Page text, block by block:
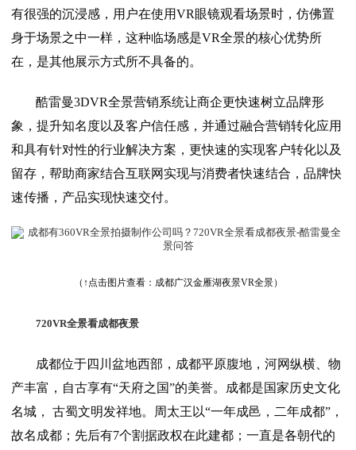
有很强的沉浸感，用户在使用VR眼镜观看场景时，仿佛置
身于场景之中一样，这种临场感是VR全景的核心优势所
在，是其他展示方式所不具备的。
酷雷曼3DVR全景营销系统让商企更快速树立品牌形
象，提升知名度以及客户信任感，并通过融合营销转化应用
和具有针对性的行业解决方案，更快速的实现客户转化以及
留存，帮助商家结合互联网实现与消费者快速结合，品牌快
速传播，产品实现快速交付。
（↑点击图片查看：成都广汉金雁湖夜景VR全景）
720VR全景看成都夜景
成都位于四川盆地西部，成都平原腹地，河网纵横、物
产丰富，自古享有“天府之国”的美誉。成都是国家历史文化
名城， 古蜀文明发祥地。周太王以“一年成邑，二年成都”，
故名成都；先后有7个割据政权在此建都；一直是各朝代的